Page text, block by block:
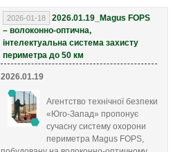
2026-01-18
2026.01.19_Magus FOPS
– волоконно-оптична,
інтелектуальна система захисту
периметра до 50 км
2026.01.19
Агентство технічної безпеки
«Юго-Запад» пропонує
сучасну систему охорони
периметра Magus FOPS,